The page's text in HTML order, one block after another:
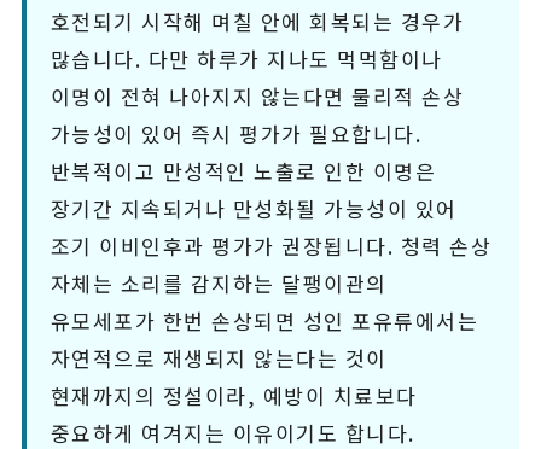
호전되기 시작해 며칠 안에 회복되는 경우가
많습니다. 다만 하루가 지나도 먹먹함이나
이명이 전혀 나아지지 않는다면 물리적 손상
가능성이 있어 즉시 평가가 필요합니다.
반복적이고 만성적인 노출로 인한 이명은
장기간 지속되거나 만성화될 가능성이 있어
조기 이비인후과 평가가 권장됩니다. 청력 손상
자체는 소리를 감지하는 달팽이관의
유모세포가 한번 손상되면 성인 포유류에서는
자연적으로 재생되지 않는다는 것이
현재까지의 정설이라, 예방이 치료보다
중요하게 여겨지는 이유이기도 합니다.